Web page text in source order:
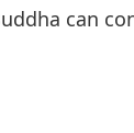
can